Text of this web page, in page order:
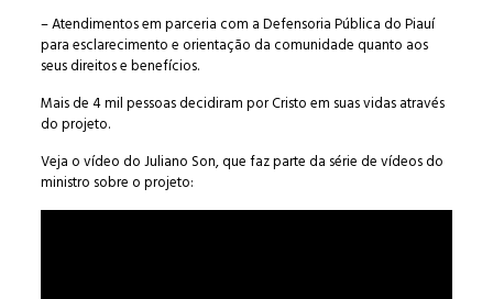
– Atendimentos em parceria com a Defensoria Pública do Piauí
para esclarecimento e orientação da comunidade quanto aos
seus direitos e benefícios.
Mais de 4 mil pessoas decidiram por Cristo em suas vidas através
do projeto.
Veja o vídeo do Juliano Son, que faz parte da série de vídeos do
ministro sobre o projeto: